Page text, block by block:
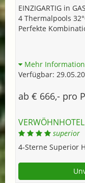
EINZIGARTIG in
4 Thermalpools
Perfekte
Mehr
Verfügbar:
ab € 666,- pro
superior
4-Sterne Superior